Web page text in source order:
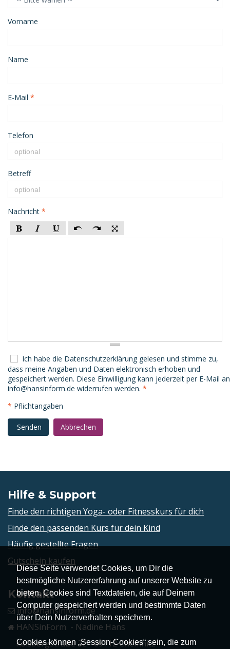
Diese Seite verwendet Cookies, um Dir die
bestmögliche Nutzererfahrung auf unserer Website zu
bieten. Cookies sind Textdateien, die auf Deinem
Computer gespeichert werden und bestimmte Daten
über Dein Nutzerverhalten speichern.
Cookies können „Session-Cookies“ sein, die zum
Vorname
Name
E-Mail *
Telefon
Betreff
Nachricht *
Ich habe die Datenschutzerklärung gelesen und stimme zu,
dass meine Angaben und Daten elektronisch erhoben und
gespeichert werden. Diese Einwilligung kann jederzeit per E-Mail an
info@hansinform.de widerrufen werden. *
* Pflichtangaben
Senden Abbrechen
Hilfe & Support
Finde den richtigen Yoga- oder Fitnesskurs für dich
Finde den passenden Kurs für dein Kind
Häufig gestellte Fragen
Gutschein kaufen
Kontakt
info@hansinform.de
HANSinForm - Nadine Hans
Kaßbergstraße 32 - 09112 Chemnitz